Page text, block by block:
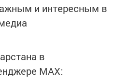
и интересным в
в
MАХ: